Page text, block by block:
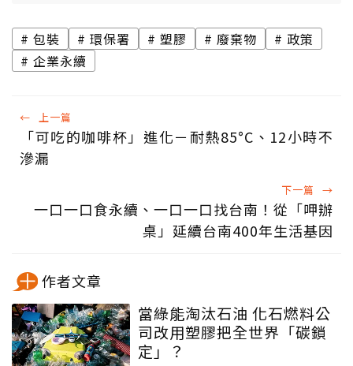
包裝 環保署 塑膠 廢棄物
政策
企業永續
← 上一篇
「可吃的咖啡杯」進化－耐熱85°C、12小時不
滲漏
下一篇 →
一口一口食永續、一口一口找台南！從「呷辦
桌」延續台南400年生活基因
作者文章
當綠能淘汰石油 化石燃料公
司改用塑膠把全世界「碳鎖
定」？